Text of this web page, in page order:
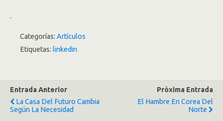
.
Categorías: Artículos
Etiquetas: linkedin
Entrada Anterior
La Casa Del Futuro Cambia
Según La Necesidad
Próxima Entrada
El Hambre En Corea Del
Norte